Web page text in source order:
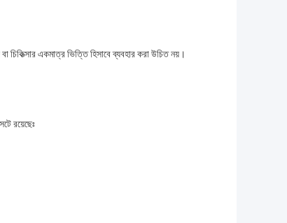
চিকিত্সার একমাত্র ভিত্তি হিসাবে ব্যবহার করা উচিত নয়।
রয়েছেঃ